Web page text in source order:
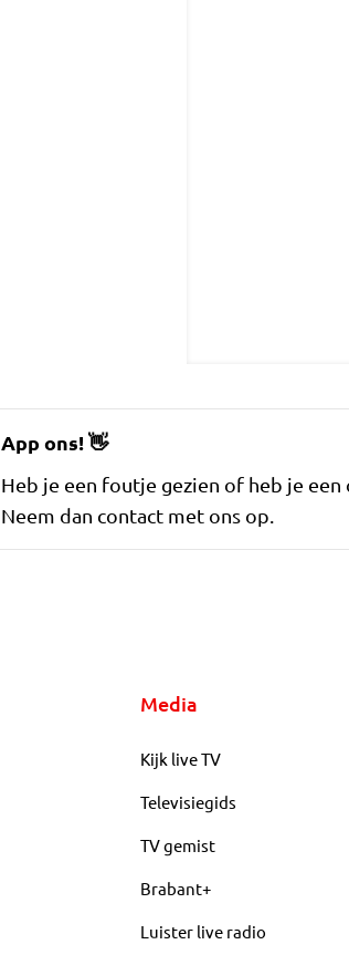
App ons!👋
Heb je een foutje gezien of heb je
Neem dan contact met ons op.
Media
Kijk live TV
Televisiegids
TV gemist
Brabant+
Luister live radio